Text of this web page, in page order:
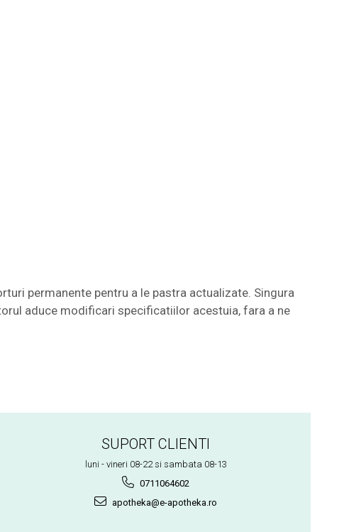
permanente pentru a le pastra actualizate. Singura
aduce modificari specificatiilor acestuia, fara a ne
SUPORT CLIENTI
luni - vineri 08-22 si sambata 08-13
0711064602
apotheka@e-apotheka.ro